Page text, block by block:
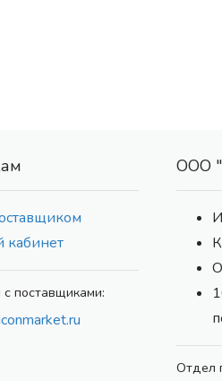
кабинет
поставщиками:
ООО
Отдел